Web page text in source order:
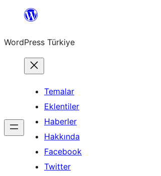
İçeriğe
WordPress Türkiye
Temalar
Eklentiler
Haberler
Hakkında
Facebook
Twitter